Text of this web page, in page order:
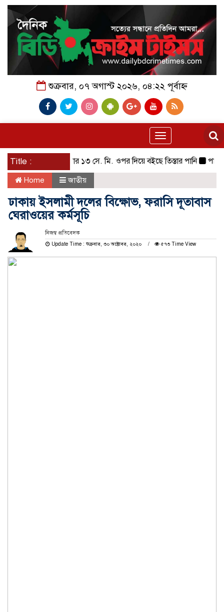
শুক্রবার, ০৭ অগাস্ট ২০২৬, ০৪:২২ পূর্বাহ্ন
Toggle
navigation
Title :বিপদসীমার ১৩ সে. মি. ওপর দিয়ে বইছে তিস্তার পানি পায়ে হেঁটে
Home জাতীয়
ঢাকায় ইসলামী দলের বিক্ষোভ, ফরাসি দূতাবাস
ঘেরাওয়ের কর্মসূচি
নিজস্ব প্রতিবেদক
Update Time : শুক্রবার, ৩০ অক্টোবর, ২০২০
৫৭৩ Time View